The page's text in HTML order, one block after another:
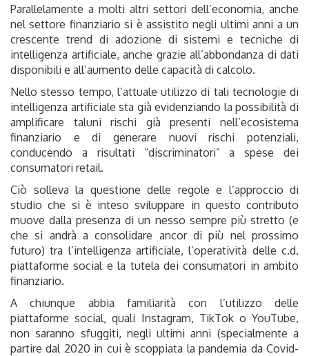
Parallelamente a molti altri settori dell’economia, anche
nel settore finanziario si è assistito negli ultimi anni a un
crescente trend di adozione di sistemi e tecniche di
intelligenza artificiale, anche grazie all’abbondanza di dati
disponibili e all’aumento delle capacità di calcolo.
Nello stesso tempo, l’attuale utilizzo di tali tecnologie di
intelligenza artificiale sta già evidenziando la possibilità di
amplificare taluni rischi già presenti nell’ecosistema
finanziario e di generare nuovi rischi potenziali,
conducendo a risultati “discriminatori” a spese dei
consumatori retail.
Ciò solleva la questione delle regole e l’approccio di
studio che si è inteso sviluppare in questo contributo
muove dalla presenza di un nesso sempre più stretto (e
che si andrà a consolidare ancor di più nel prossimo
futuro) tra l’intelligenza artificiale, l’operatività delle c.d.
piattaforme social e la tutela dei consumatori in ambito
finanziario.
A chiunque abbia familiarità con l’utilizzo delle
piattaforme social, quali Instagram, TikTok o YouTube,
non saranno sfuggiti, negli ultimi anni (specialmente a
partire dal 2020 in cui è scoppiata la pandemia da Covid-